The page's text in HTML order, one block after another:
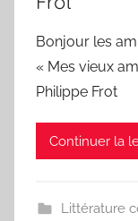
Bonjour les
« Mes vieux
Philippe Frot
Continuer la
Littérature